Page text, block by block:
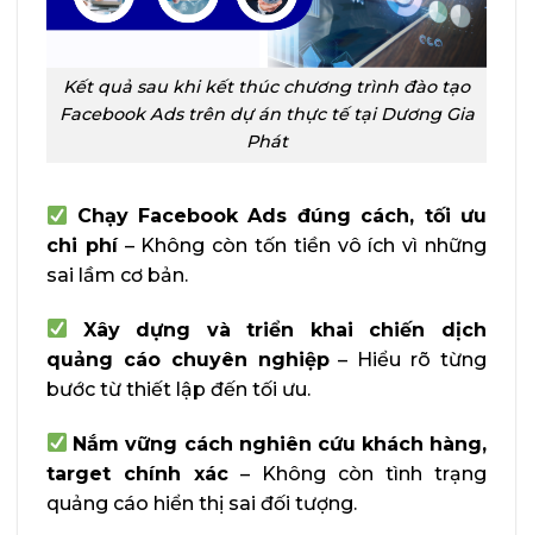
Kết quả sau khi kết thúc chương trình đào tạo
Facebook Ads trên dự án thực tế tại Dương Gia
Phát
Chạy Facebook Ads đúng cách, tối ưu
chi phí– Không còn tốn tiền vô ích vì những
sai lầm cơ bản.
Xây dựng và triển khai chiến dịch
quảng cáo chuyên nghiệp– Hiểu rõ từng
bước từ thiết lập đến tối ưu.
Nắm vững cách nghiên cứu khách hàng,
target chính xác – Không còn tình trạng
quảng cáo hiển thị sai đối tượng.